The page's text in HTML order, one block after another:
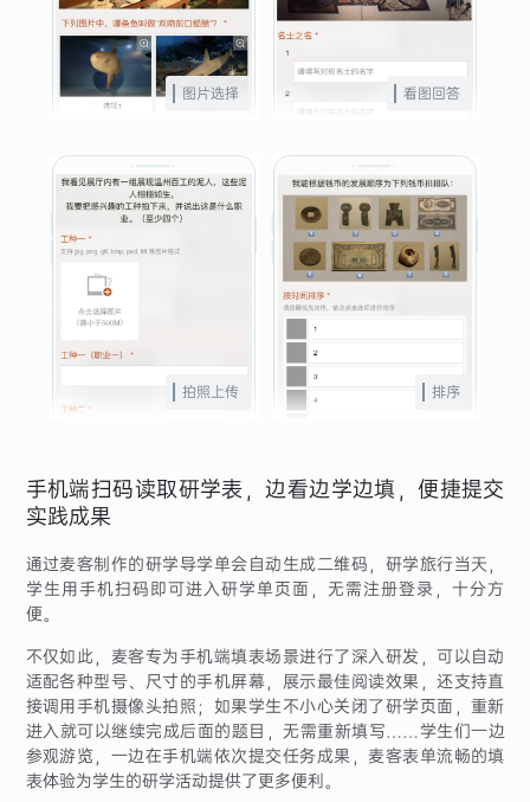
图片选择 看图回答
拍照上传 排序
手机端扫码读取研学表，边看边学边填，便捷提交
实践成果
通过麦客制作的研学导学单会自动生成二维码，研学旅行当天，
学生用手机扫码即可进入研学单页面，无需注册登录，十分方
便。
不仅如此，麦客专为手机端填表场景进行了深入研发，可以自动
适配各种型号、尺寸的手机屏幕，展示最佳阅读效果，还支持直
接调用手机摄像头拍照；如果学生不小心关闭了研学页面，重新
进入就可以继续完成后面的题目，无需重新填写……学生们一边
参观游览，一边在手机端依次提交任务成果，麦客表单流畅的填
表体验为学生的研学活动提供了更多便利。